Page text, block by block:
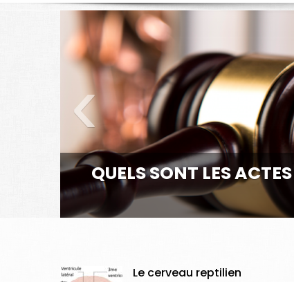
QUELS SONT LES
‹
Le cerveau reptilien